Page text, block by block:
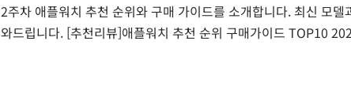
2주차 애플워치 추천 순위와 구매 가이드를 소개합니다. 최신 모
와드립니다. [추천리뷰]애플워치 추천 순위 구매가이드 TOP10